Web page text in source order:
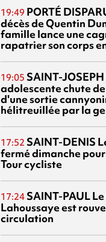
19:49 PORTÉ
décès de Quentin
famille lance une
rapatrier son corps
19:05 SAINT-JOSEPH
adolescente chute
d'une sortie
hélitreuillée par la
17:52 SAINT-DENIS
fermé dimanche
Tour cycliste
17:24 SAINT-PAUL
Lahoussaye est
circulation